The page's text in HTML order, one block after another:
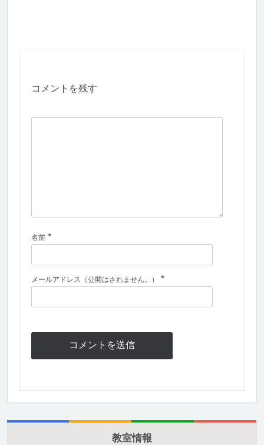
コメントを残す
名前 *
メールアドレス（公開はされません。） *
教室情報